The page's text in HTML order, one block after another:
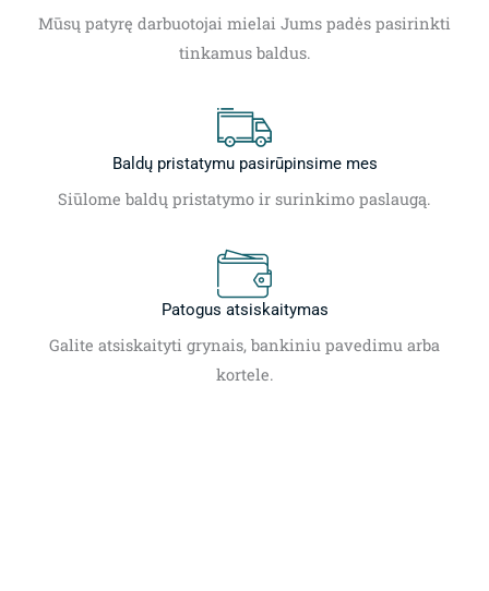
Mūsų patyrę darbuotojai mielai Jums padės pasirinkti
tinkamus baldus.
Baldų pristatymu pasirūpinsime mes
Siūlome baldų pristatymo ir surinkimo paslaugą.
Patogus atsiskaitymas
Galite atsiskaityti grynais, bankiniu pavedimu arba
kortele.